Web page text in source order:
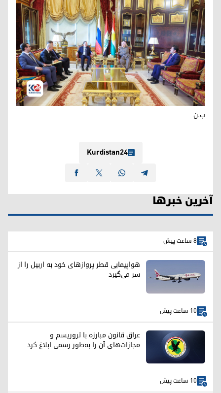
ب.ن
Kurdistan24
آخرین خبرها
8 ساعت پیش
هواپیمایی قطر پروازهای خود به اربیل را از
سر می‌گیرد
10 ساعت پیش
عراق قانون مبارزه با تروریسم و
مجازات‌های آن را به‌طور رسمی ابلاغ کرد
10 ساعت پیش